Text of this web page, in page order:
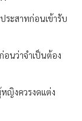
ระสาทก่อนเข้ารับ
นว่าจำเป็นต้อง
ญิงควรงดแต่ง